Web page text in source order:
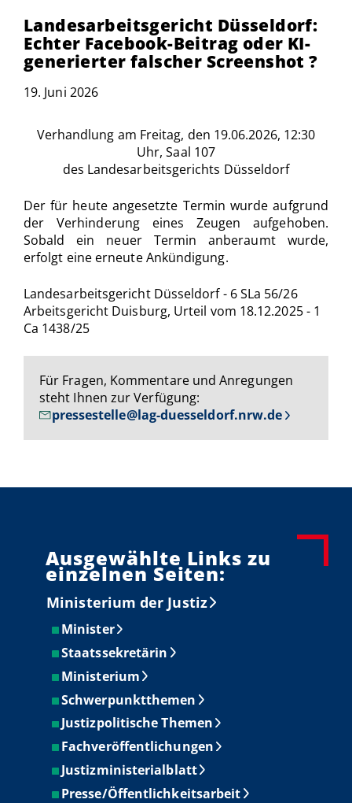
Landesarbeitsgericht Düsseldorf:
Echter Facebook-Beitrag oder KI-
generierter falscher Screenshot ?
19. Juni 2026
Verhandlung am Freitag, den 19.06.2026, 12:30
Uhr, Saal 107
des Landesarbeitsgerichts Düsseldorf
Der für heute angesetzte Termin wurde aufgrund
der Verhinderung eines Zeugen aufgehoben.
Sobald ein neuer Termin anberaumt wurde,
erfolgt eine erneute Ankündigung.
Landesarbeitsgericht Düsseldorf - 6 SLa 56/26
Arbeitsgericht Duisburg, Urteil vom 18.12.2025 - 1
Ca 1438/25
Für Fragen, Kommentare und Anregungen
steht Ihnen zur Verfügung:
pressestelle@lag-duesseldorf.nrw.de
Ausgewählte Links zu
einzelnen Seiten:
Ministerium der Justiz
Minister
Staatssekretärin
Ministerium
Schwerpunktthemen
Justizpolitische Themen
Fachveröffentlichungen
Justizministerialblatt
Presse/Öffentlichkeitsarbeit